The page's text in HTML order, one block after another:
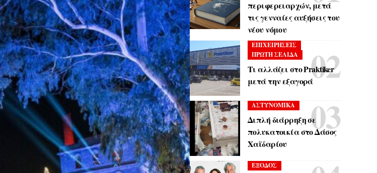
περιφερειαρχών, μετά
τις γενναίες αυξήσεις του
νέου νόμου
ΕΠΙΧΕΙΡΗΣΕΙΣ
ΠΡΩΤΗ ΣΕΛΙΔΑ
Τι αλλάζει στο Praktiker
μετά την εξαγορά
ΑΣΤΥΝΟΜΙΚΑ
Διπλή διάρρηξη σε
πολυκατοικία στο Δάσος
Χαϊδαρίου
ΕΞΟΔΟΣ